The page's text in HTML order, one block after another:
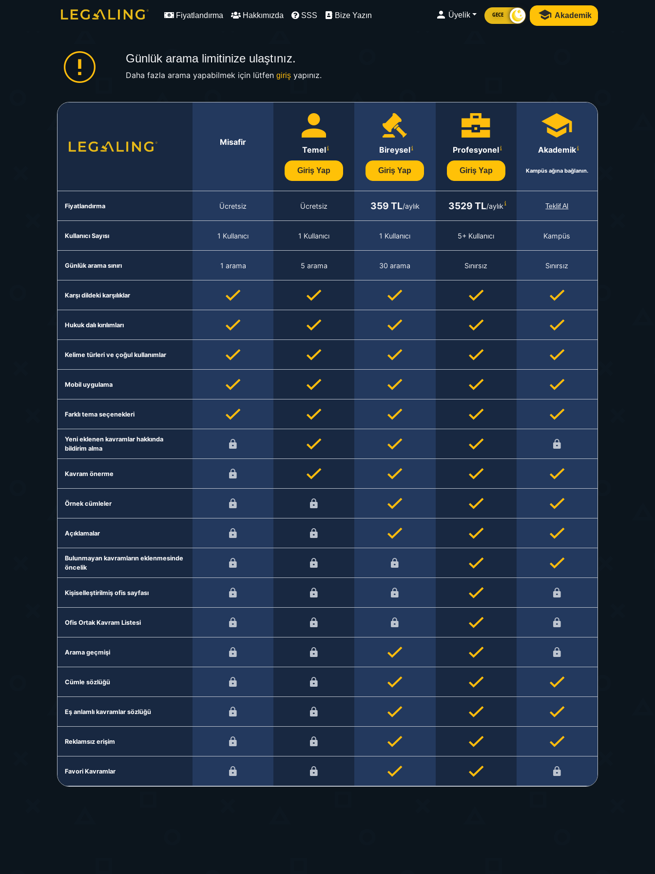
Fiyatlandırma Hakkımızda SSS Bize Yazın Üyelik GECE Akademik
Günlük arama limitinize ulaştınız.
Daha fazla arama yapabilmek için lütfen girişyapınız.
Misafir
Temel
Giriş Yap
Bireysel
Giriş Yap
Profesyonel
Giriş Yap
Akademik
Kampüs ağına bağlanın.
Fiyatlandırma Ücretsiz Ücretsiz 359 TL/aylık 3529 TL/aylık Teklif Al
Kullanıcı Sayısı 1 Kullanıcı 1 Kullanıcı 1 Kullanıcı 5+ Kullanıcı Kampüs
Günlük arama sınırı 1 arama 5 arama 30 arama Sınırsız Sınırsız
Karşı dildeki karşılıklar
Hukuk dalı kırılımları
Kelime türleri ve çoğul kullanımlar
Mobil uygulama
Farklı tema seçenekleri
Yeni eklenen kavramlar hakkında
bildirim alma
Kavram önerme
Örnek cümleler
Açıklamalar
Bulunmayan kavramların eklenmesinde
öncelik
Kişiselleştirilmiş ofis sayfası
Ofis Ortak Kavram Listesi
Arama geçmişi
Cümle sözlüğü
Eş anlamlı kavramlar sözlüğü
Reklamsız erişim
Favori Kavramlar